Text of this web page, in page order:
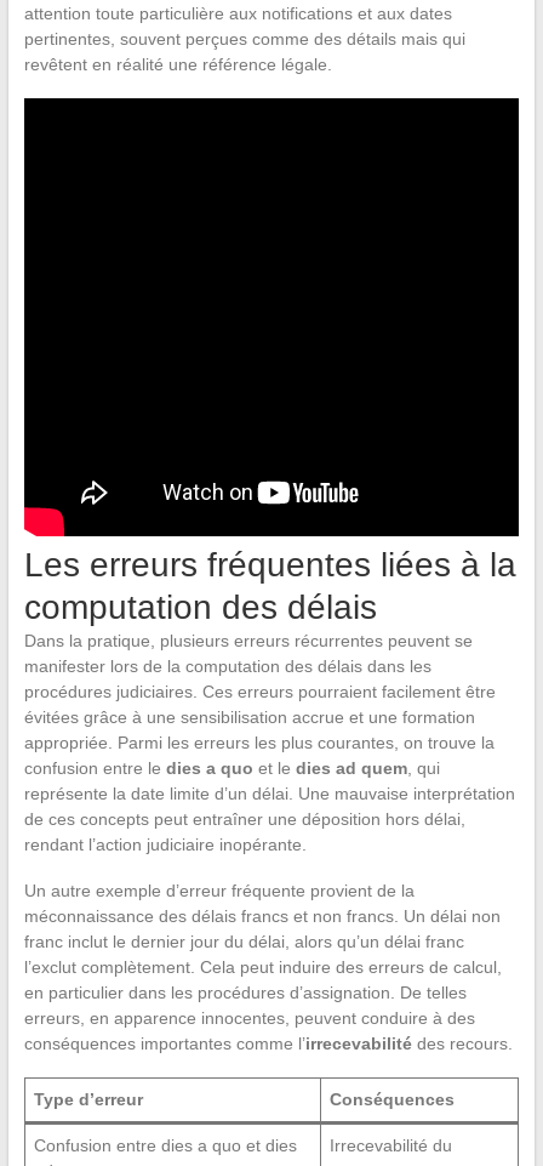
attention toute particulière aux notifications et aux dates
pertinentes, souvent perçues comme des détails mais qui
revêtent en réalité une référence légale.
Les erreurs fréquentes liées à la
computation des délais
Dans la pratique, plusieurs erreurs récurrentes peuvent se
manifester lors de la computation des délais dans les
procédures judiciaires. Ces erreurs pourraient facilement être
évitées grâce à une sensibilisation accrue et une formation
appropriée. Parmi les erreurs les plus courantes, on trouve la
confusion entre le dies a quo et le dies ad quem, qui
représente la date limite d’un délai. Une mauvaise interprétation
de ces concepts peut entraîner une déposition hors délai,
rendant l’action judiciaire inopérante.
Un autre exemple d’erreur fréquente provient de la
méconnaissance des délais francs et non francs. Un délai non
franc inclut le dernier jour du délai, alors qu’un délai franc
l’exclut complètement. Cela peut induire des erreurs de calcul,
en particulier dans les procédures d’assignation. De telles
erreurs, en apparence innocentes, peuvent conduire à des
conséquences importantes comme l’irrecevabilitédes recours.
Type d’erreur Conséquences
Confusion entre dies a quo et dies
Irrecevabilité du